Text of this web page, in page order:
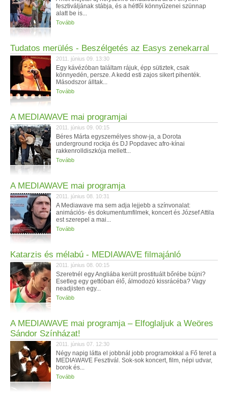
fesztiváljának stábja, és a hétfői könnyűzenei szünnap
alatt be is...
Tovább
Tudatos merülés - Beszélgetés az Easys zenekarral
2011. június 09. 13:30
Egy kávézóban találtam rájuk, épp sütiztek, csak
könnyedén, persze. A kedd esti zajos sikert pihenték.
Másodszor álltak...
Tovább
A MEDIAWAVE mai programjai
2011. június 09. 00:15
Béres Márta egyszemélyes show-ja, a Dorota
underground rockja és DJ Popdavec afro-kínai
rakkenrolldiszkója mellett...
Tovább
A MEDIAWAVE mai programja
2011. június 08. 10:31
A Mediawave ma sem adja lejjebb a színvonalat:
animációs- és dokumentumfilmek, koncert és József Attila
est szerepel a mai...
Tovább
Katarzis és mélabú - MEDIAWAVE filmajánló
2011. június 08. 00:15
Szeretnél egy Angliába került prostituált bőrébe bújni?
Esetleg egy gettóban élő, álmodozó kissrácéba? Vagy
neadjisten egy...
Tovább
A MEDIAWAVE mai programja – Elfoglaljuk a Weöres
Sándor Színházat!
2011. június 07. 12:30
Négy napig látta el jobbnál jobb programokkal a Fő teret a
MEDIAWAVE Fesztivál. Sok-sok koncert, film, népi udvar,
borok és...
Tovább